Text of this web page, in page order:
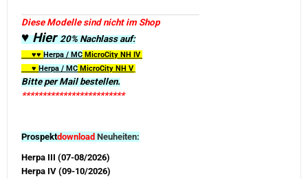
Diese Modelle sind nicht im Shop
♥ Hier20% Nachlass auf:
♥♥ Herpa / MC MicroCity NH IV
♥ Herpa / MC MicroCity NH V
Bitte per Mail bestellen.
*************************
Prospektdownload Neuheiten:
Herpa III (07-08/2026)
Herpa IV (09-10/2026)